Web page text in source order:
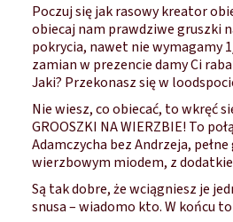
Poczuj się jak rasowy kreator
obiecaj nam prawdziwe gruszki
pokrycia, nawet nie wymagamy
zamian w prezencie damy Ci
Jaki? Przekonasz się w
Nie wiesz, co obiecać, to wkręć
GROOSZKI NA WIERZBIE! To
Adamczycha bez Andrzeja,
wierzbowym miodem, z
Są tak dobre, że wciągniesz je
snusa – wiadomo kto. W końcu